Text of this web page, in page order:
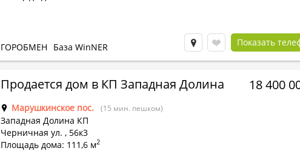
ГОРОБМЕН База WinNER Показать
Продается дом в КП Западная Долина
Марушкинское пос. (15 мин. пешком)
Западная Долина КП
Черничная ул. , 56к3
Площадь дома: 111,6 м2
18 400